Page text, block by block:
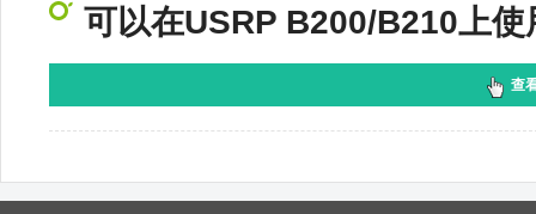
可以在USRP B200/B210上使
查